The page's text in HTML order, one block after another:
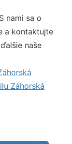
nami sa o
a kontaktujte
naše
Záhorská